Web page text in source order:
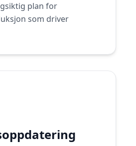
plan for
som driver